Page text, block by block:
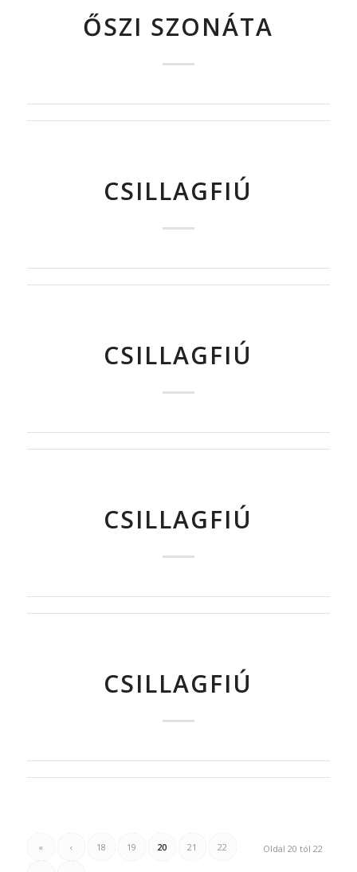
ŐSZI SZONÁTA
CSILLAGFIÚ
CSILLAGFIÚ
CSILLAGFIÚ
CSILLAGFIÚ
Oldal 20 tól 22
« ‹ 18 19 20 21 22